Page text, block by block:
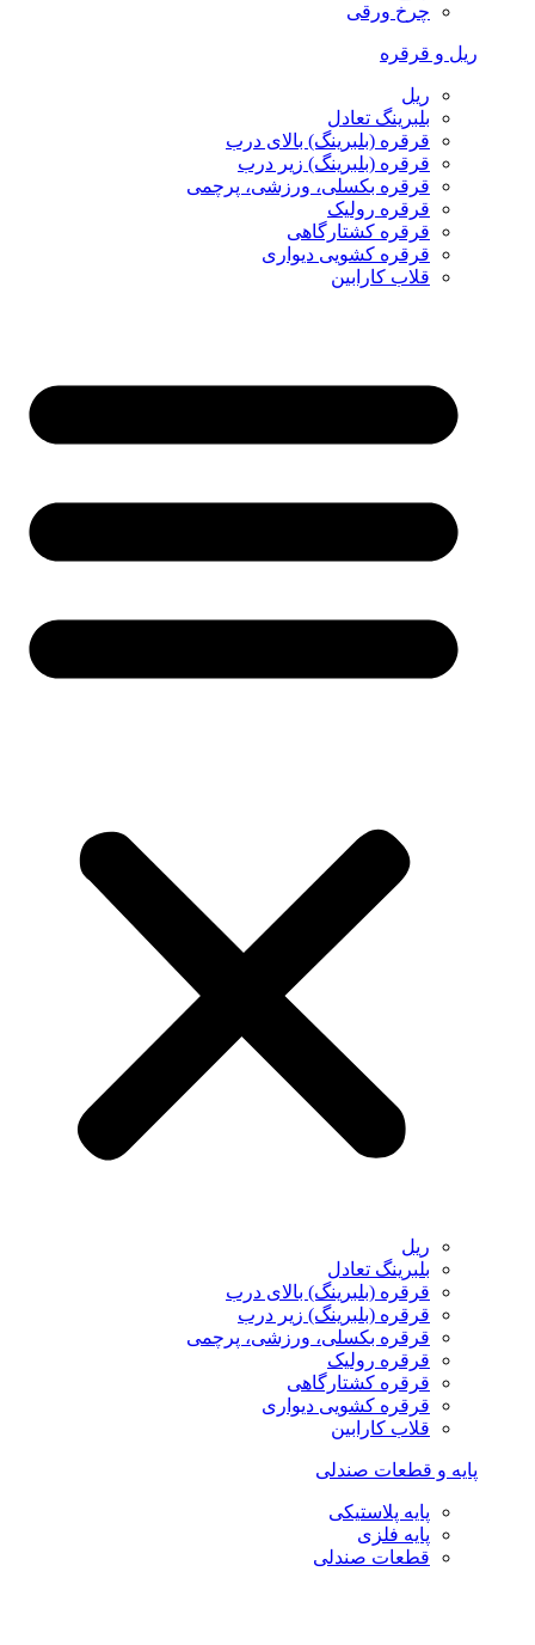
چرخ ورقی
ریل و قرقره
ریل
بلبرینگ تعادل
قرقره (بلبرینگ) بالای درب
قرقره (بلبرینگ) زیر درب
قرقره بکسلی، ورزشی، پرچمی
قرقره رولیک
قرقره کشتارگاهی
قرقره کشویی دیواری
قلاب کارابین
ریل
بلبرینگ تعادل
قرقره (بلبرینگ) بالای درب
قرقره (بلبرینگ) زیر درب
قرقره بکسلی، ورزشی، پرچمی
قرقره رولیک
قرقره کشتارگاهی
قرقره کشویی دیواری
قلاب کارابین
پایه و قطعات صندلی
پایه پلاستیکی
پایه فلزی
قطعات صندلی